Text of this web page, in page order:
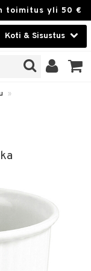
toimitus yli 50 €
Koti & Sisustus
»